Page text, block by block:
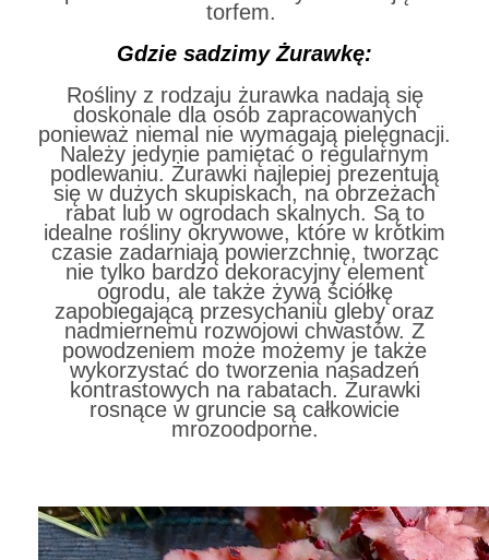
torfem.
Gdzie sadzimy Żurawkę:
Rośliny z rodzaju żurawka nadają się
doskonale dla osób zapracowanych
ponieważ niemal nie wymagają pielęgnacji.
Należy jedynie pamiętać o regularnym
podlewaniu. Żurawki najlepiej prezentują
się w dużych skupiskach, na obrzeżach
rabat lub w ogrodach skalnych. Są to
idealne rośliny okrywowe, które w krótkim
czasie zadarniają powierzchnię, tworząc
nie tylko bardzo dekoracyjny element
ogrodu, ale także żywą ściółkę
zapobiegającą przesychaniu gleby oraz
nadmiernemu rozwojowi chwastów. Z
powodzeniem może możemy je także
wykorzystać do tworzenia nasadzeń
kontrastowych na rabatach. Żurawki
rosnące w gruncie są całkowicie
mrozoodporne.